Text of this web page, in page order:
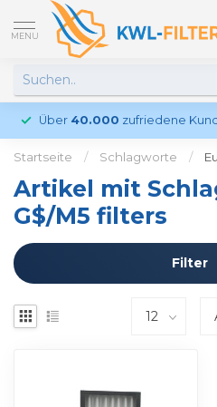
MENU
Über 40.000 zufriedene
Startseite / Schlagworte /
Artikel mit
G$/M5 filters
Filter